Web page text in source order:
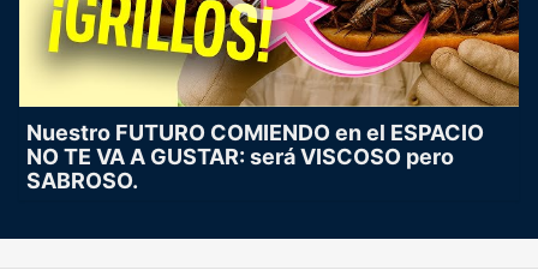
Nuestro FUTURO COMIENDO en el ESPACIO
NO TE VA A GUSTAR: será VISCOSO pero
SABROSO.